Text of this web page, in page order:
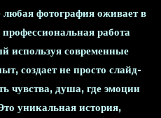
фотография оживает в
работа
используя современные
создает не просто слайд-
чувства, душа, где эмоции
уникальная история,